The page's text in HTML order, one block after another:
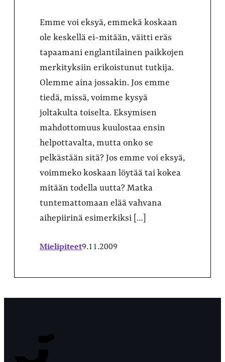
Emme voi eksyä, emmekä koskaan
ole keskellä ei-mitään, väitti eräs
tapaamani englantilainen paikkojen
merkityksiin erikoistunut tutkija.
Olemme aina jossakin. Jos emme
tiedä, missä, voimme kysyä
joltakulta toiselta. Eksymisen
mahdottomuus kuulostaa ensin
helpottavalta, mutta onko se
pelkästään sitä? Jos emme voi eksyä,
voimmeko koskaan löytää tai kokea
mitään todella uutta? Matka
tuntemattomaan elää vahvana
aihepiirinä esimerkiksi […]
Mielipiteet9.11.2009